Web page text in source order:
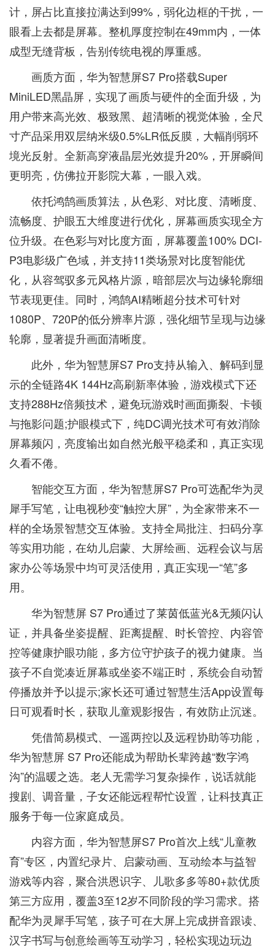
计，屏占比直接拉满达到99%，弱化边框的干扰，一
眼看上去都是屏幕。整机厚度控制在49mm内，一体
成型无缝背板，告别传统电视的厚重感。
画质方面，华为智慧屏S7 Pro搭载Super
MiniLED黑晶屏，实现了画质与硬件的全面升级，为
用户带来高光效、极致黑、超清晰的视觉体验，全尺
寸产品采用双层纳米级0.5%LR低反膜，大幅削弱环
境光反射。全新高穿液晶层光效提升20%，开屏瞬间
更明亮，仿佛拉开影院大幕，一眼入戏。
依托鸿鹄画质算法，从色彩、对比度、清晰度、
流畅度、护眼五大维度进行优化，屏幕画质实现全方
位升级。在色彩与对比度方面，屏幕覆盖100% DCI-
P3电影级广色域，并支持11类场景对比度智能优
化，从容驾驭多元风格片源，暗部层次与边缘轮廓细
节表现更佳。同时，鸿鹄AI精晰超分技术可针对
1080P、720P的低分辨率片源，强化细节呈现与边缘
轮廓，显著提升画面清晰度。
此外，华为智慧屏S7 Pro支持从输入、解码到显
示的全链路4K 144Hz高刷新率体验，游戏模式下还
支持288Hz倍频技术，避免玩游戏时画面撕裂、卡顿
与拖影问题;护眼模式下，纯DC调光技术可有效消除
屏幕频闪，亮度输出如自然光般平稳柔和，真正实现
久看不倦。
智能交互方面，华为智慧屏S7 Pro可选配华为灵
犀手写笔，让电视秒变“触控大屏”，为全家带来不一
样的全场景智慧交互体验。支持全局批注、扫码分享
等实用功能，在幼儿启蒙、大屏绘画、远程会议与居
家办公等场景中均可灵活使用，真正实现一“笔”多
用。
华为智慧屏 S7 Pro通过了莱茵低蓝光&无频闪认
证，并具备坐姿提醒、距离提醒、时长管控、内容管
控等健康护眼功能，多方位守护孩子的视力健康。当
孩子不自觉凑近屏幕或坐姿不端正时，系统会自动暂
停播放并予以提示;家长还可通过智慧生活App设置每
日可观看时长，获取儿童观影报告，有效防止沉迷。
凭借简易模式、一遥两控以及远程协助等功能，
华为智慧屏 S7 Pro还能成为帮助长辈跨越“数字鸿
沟”的温暖之选。老人无需学习复杂操作，说话就能
搜剧、调音量，子女还能远程帮忙设置，让科技真正
服务于每一位家庭成员。
内容方面，华为智慧屏S7 Pro首次上线“儿童教
育”专区，内置纪录片、启蒙动画、互动绘本与益智
游戏等内容，聚合洪恩识字、儿歌多多等80+款优质
第三方应用，覆盖3至12岁不同阶段的学习需求。搭
配华为灵犀手写笔，孩子可在大屏上完成拼音跟读、
汉字书写与创意绘画等互动学习，轻松实现边玩边